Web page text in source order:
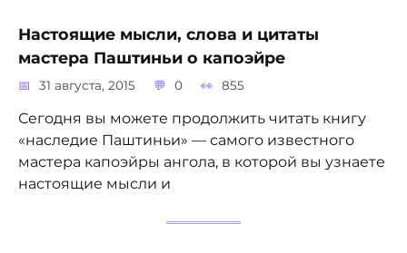
Настоящие мысли, слова и цитаты
мастера Паштиньи о капоэйре
31 августа, 2015 0 855
Сегодня вы можете продолжить читать книгу
«наследие Паштиньи» — самого известного
мастера капоэйры ангола, в которой вы узнаете
настоящие мысли и